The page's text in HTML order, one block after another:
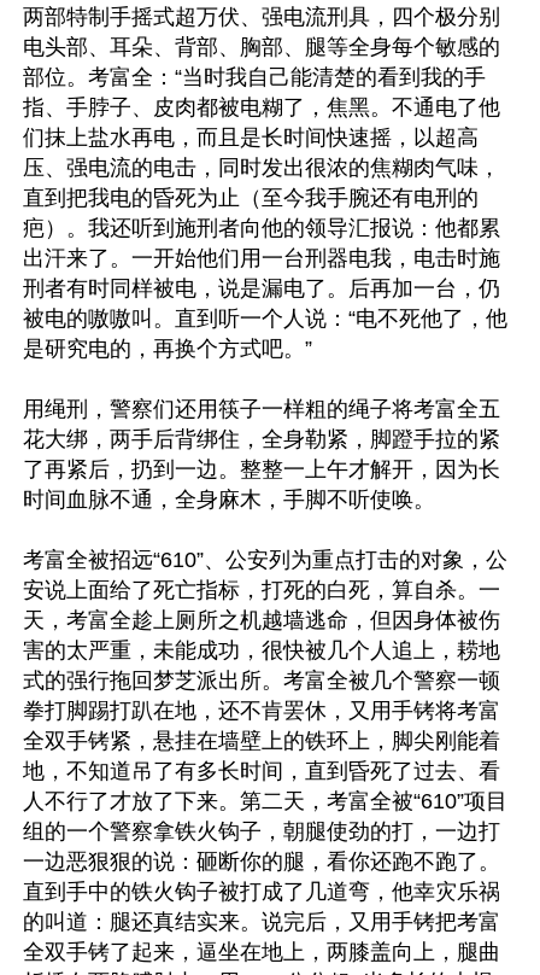
两部特制手摇式超万伏、强电流刑具，四个极分别
电头部、耳朵、背部、胸部、腿等全身每个敏感的
部位。考富全：“当时我自己能清楚的看到我的手
指、手脖子、皮肉都被电糊了，焦黑。不通电了他
们抹上盐水再电，而且是长时间快速摇，以超高
压、强电流的电击，同时发出很浓的焦糊肉气味，
直到把我电的昏死为止（至今我手腕还有电刑的
疤）。我还听到施刑者向他的领导汇报说：他都累
出汗来了。一开始他们用一台刑器电我，电击时施
刑者有时同样被电，说是漏电了。后再加一台，仍
被电的嗷嗷叫。直到听一个人说：“电不死他了，他
是研究电的，再换个方式吧。”
用绳刑，警察们还用筷子一样粗的绳子将考富全五
花大绑，两手后背绑住，全身勒紧，脚蹬手拉的紧
了再紧后，扔到一边。整整一上午才解开，因为长
时间血脉不通，全身麻木，手脚不听使唤。
考富全被招远“610”、公安列为重点打击的对象，公
安说上面给了死亡指标，打死的白死，算自杀。一
天，考富全趁上厕所之机越墙逃命，但因身体被伤
害的太严重，未能成功，很快被几个人追上，耢地
式的强行拖回梦芝派出所。考富全被几个警察一顿
拳打脚踢打趴在地，还不肯罢休，又用手铐将考富
全双手铐紧，悬挂在墙壁上的铁环上，脚尖刚能着
地，不知道吊了有多长时间，直到昏死了过去、看
人不行了才放了下来。第二天，考富全被“610”项目
组的一个警察拿铁火钩子，朝腿使劲的打，一边打
一边恶狠狠的说：砸断你的腿，看你还跑不跑了。
直到手中的铁火钩子被打成了几道弯，他幸灾乐祸
的叫道：腿还真结实来。说完后，又用手铐把考富
全双手铐了起来，逼坐在地上，两膝盖向上，腿曲